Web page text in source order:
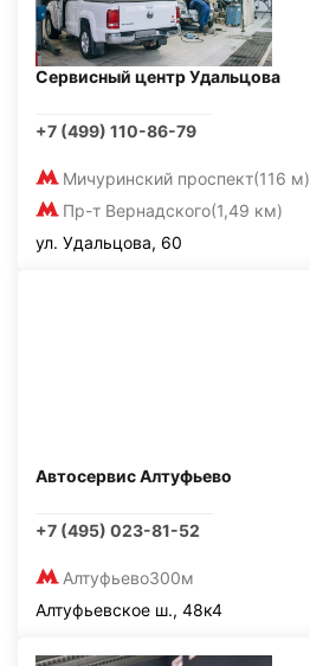
Сервисный центр Удальцова
+7 (499) 110-86-79
Мичуринский проспект(116 м)
Пр-т Вернадского(1,49 км)
ул. Удальцова, 60
Автосервис Алтуфьево
+7 (495) 023-81-52
Алтуфьево300м
Алтуфьевское ш., 48к4